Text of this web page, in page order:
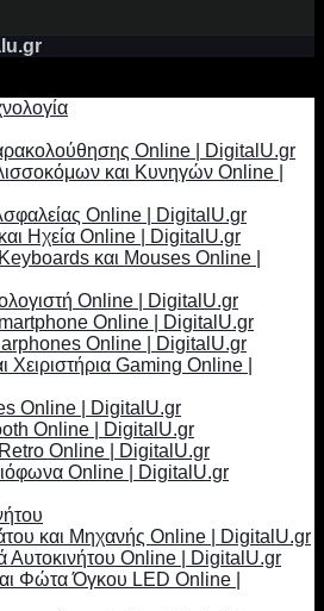
Online | DigitalU.gr
και Κυνηγών Online |
Online | DigitalU.gr
Ηχεία Online | DigitalU.gr
και Mouses Online |
Online | DigitalU.gr
Online | DigitalU.gr
Online | DigitalU.gr
Χειριστήρια Gaming Online |
Online | DigitalU.gr
Online | DigitalU.gr
Online | DigitalU.gr
Online | DigitalU.gr
και Μηχανής Online | DigitalU.gr
Αυτοκινήτου Online | DigitalU.gr
Φώτα Όγκου LED Online |